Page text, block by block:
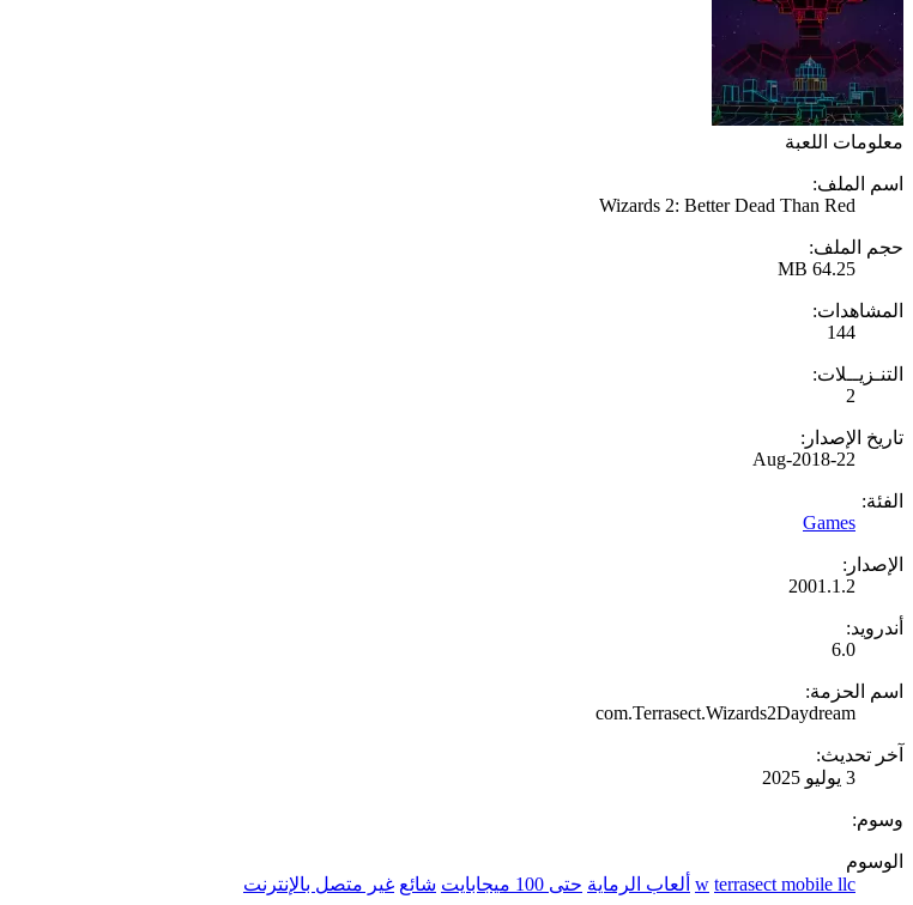
معلومات اللعبة
اسم الملف:
Wizards 2: Better Dead Than Red
حجم الملف:
64.25 MB
المشاهدات:
144
التنـزيــلات:
2
تاريخ الإصدار:
22-Aug-2018
الفئة:
Games
الإصدار:
2001.1.2
أندرويد:
6.0
اسم الحزمة:
com.Terrasect.Wizards2Daydream
آخر تحديث:
3 يوليو 2025
وسوم:
الوسوم
terrasect mobile llc
w ألعاب الرماية حتى 100 ميجابايت شائع غير متصل بالإنترنت